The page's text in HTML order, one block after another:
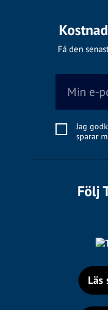
Få den
Jag
sparar
Följ
Läs